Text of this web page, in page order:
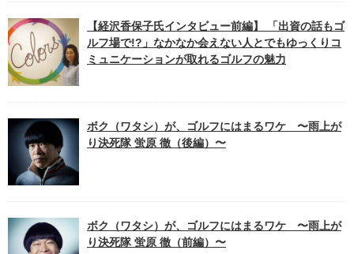
【経沢香保子氏インタビュー前編】 「出資の話もゴ
ルフ場で!?」なかなか会えない人とでもゆっくりコ
ミュニケーションが取れるゴルフの魅力
ボク（ワタシ）が、ゴルフにはまるワケ 〜雨上が
り決死隊 蛍原 徹（後編）〜
ボク（ワタシ）が、ゴルフにはまるワケ 〜雨上が
り決死隊 蛍原 徹（前編）〜